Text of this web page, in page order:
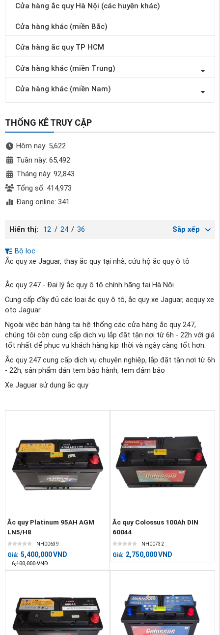
Cửa hàng ắc quy Hà Nội (các huyện khác)
Cửa hàng khác (miền Bắc)
Cửa hàng ắc quy TP HCM
Cửa hàng khác (miền Trung)
Cửa hàng khác (miền Nam)
THỐNG KÊ TRUY CẬP
Hôm nay: 5,622
Tuần này: 65,492
Tháng này: 92,843
Tổng số: 414,973
Đang online: 341
Hiển thị: 12 / 24 / 36 Sắp xếp
Bộ lọc
Ắc quy xe Jaguar, thay ắc quy tại nhà, cứu hộ ắc quy ô tô
Ắc quy 247 - Đại lý ắc quy ô tô chính hãng tại Hà Nội
Cung cấp đầy đủ các loại ắc quy ô tô, ắc quy xe Jaguar, acquy xe
oto Jaguar
Ngoài việc bán hàng tại hệ thống các cửa hàng ắc quy 247,
chúng tôi còn cung cấp dịch vụ lắp đặt tận nơi từ 6h - 22h với giá
tốt nhất để phục vụ khách hàng kịp thời và ngày càng tốt hơn.
Ắc quy 247 cung cấp dịch vụ chuyên nghiệp, lắp đặt tận nơi từ 6h
- 22h, sản phẩm dán tem bảo hành, tem đảm bảo
Xe Jaguar sử dụng ắc quy
Ắc quy Platinum 95AH AGM
LN5/H8
NH00639
Giá: 5,400,000VND
6,100,000 VND
Ắc quy Colossus 100Ah DIN
60044
NH00732
Giá: 2,750,000VND